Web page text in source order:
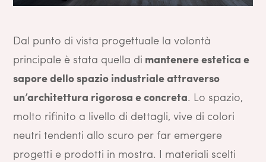
Dal punto di vista progettuale la volontà
principale è stata quella di mantenere estetica e
sapore dello spazio industriale attraverso
un’architettura rigorosa e concreta. Lo spazio,
molto rifinito a livello di dettagli, vive di colori
neutri tendenti allo scuro per far emergere
progetti e prodotti in mostra. I materiali scelti